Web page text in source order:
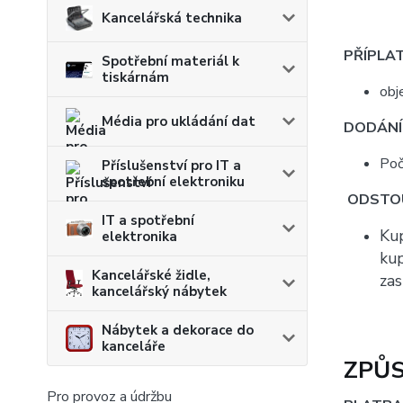
Kancelářská technika
Spotřební materiál k
tiskárnám
Média pro ukládání dat
Příslušenství pro IT a
spotřební elektroniku
IT a spotřební
elektronika
Kancelářské židle,
kancelářský nábytek
Nábytek a dekorace do
kanceláře
Pro provoz a údržbu